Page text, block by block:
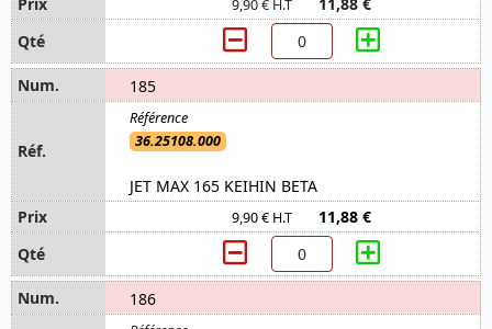
9,90 € H.T
185
36.25108.000
JET MAX 165 KEIHIN BETA
9,90 € H.T 11,88 €
186